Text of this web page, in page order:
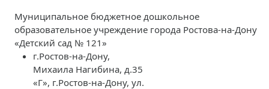
Муниципальное бюджетное дошкольное
образовательное учреждение города Ростова-на-Дону
«Детский сад № 121»
г.Ростов-на-Дону,
Михаила Нагибина, д.35
«Г», г.Ростов-на-Дону, ул.